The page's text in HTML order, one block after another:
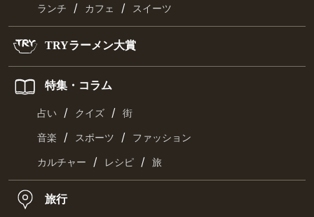
ランチ / カフェ / スイーツ
TRYラーメン大賞
特集・コラム
占い / クイズ / 街
音楽 / スポーツ / ファッション
カルチャー / レシピ / 旅
旅行